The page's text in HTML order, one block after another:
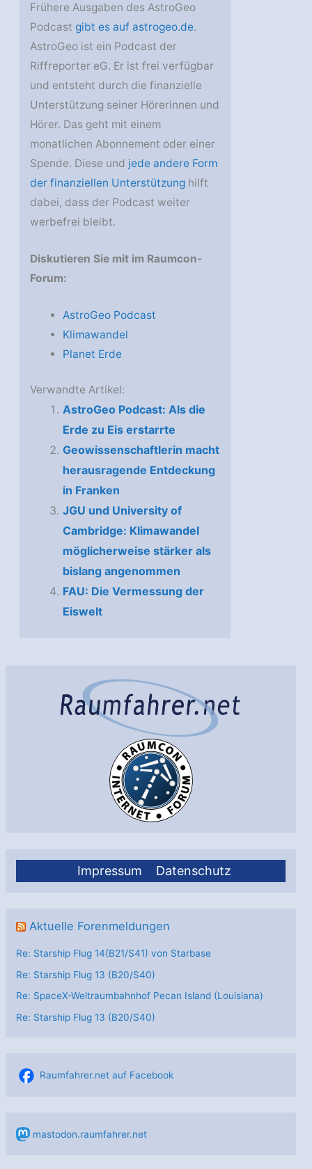
Impressum Datenschutz
Aktuelle Forenmeldungen
Re: Starship Flug 14(B21/S41) von Starbase
Re: Starship Flug 13 (B20/S40)
Re: SpaceX-Weltraumbahnhof Pecan Island (Louisiana)
Re: Starship Flug 13 (B20/S40)
Raumfahrer.net auf Facebook
mastodon.raumfahrer.net
Frühere Ausgaben des AstroGeo
Podcastgibt es auf astrogeo.de.
AstroGeo ist ein Podcast der
Riffreporter eG. Er ist frei verfügbar
und entsteht durch die finanzielle
Unterstützung seiner Hörerinnen und
Hörer. Das geht mit einem
monatlichen Abonnement oder einer
Spende. Diese und jede andere Form
der finanziellen Unterstützung hilft
dabei, dass der Podcast weiter
werbefrei bleibt.
Diskutieren Sie mit im Raumcon-
Forum:
AstroGeo Podcast
Klimawandel
Planet Erde
Verwandte Artikel:
AstroGeo Podcast: Als die
Erde zu Eis erstarrte
Geowissenschaftlerin macht
herausragende Entdeckung
in Franken
JGU und University of
Cambridge: Klimawandel
möglicherweise stärker als
bislang angenommen
FAU: Die Vermessung der
Eiswelt